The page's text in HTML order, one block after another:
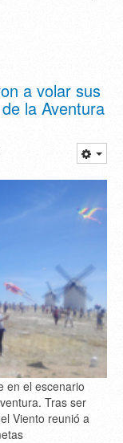
a volar sus
la Aventura
en el escenario
Tras ser
Viento reunió a